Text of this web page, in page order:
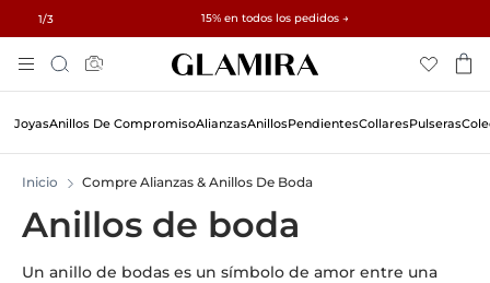
1/3 15% en todos los pedidos →
Regalos gratis en pedidos superiores a $500 y $1.500 · Explorar →
✓ Devoluciones en 60 días ✓ Redimensionamiento gratuito
To
Content
Búsqueda
JoyasAnillos De CompromisoAlianzasAnillosPendientesCollaresPulseras
Inicio Compre Alianzas & Anillos De Boda
Anillos de boda
Un anillo de bodas es un símbolo de amor entre una